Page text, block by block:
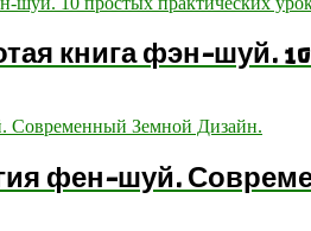
книга фэн-шуй.
фен-шуй.